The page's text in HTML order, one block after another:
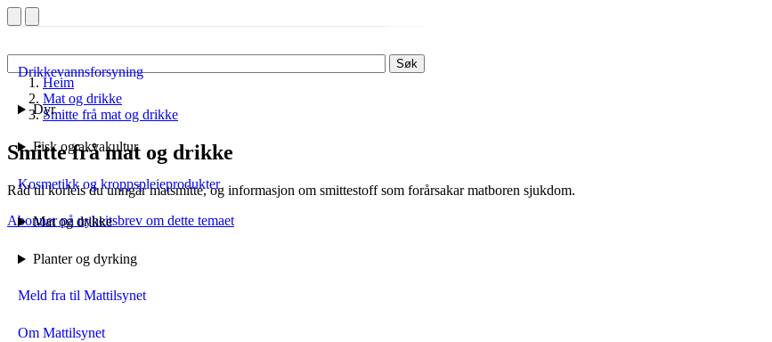
Søk
Drikkevannsforsyning
Dyr
Fisk og akvakultur
Kosmetikk og kroppspleieprodukter
Mat og drikke
Planter og dyrking
Meld fra til Mattilsynet
Om Mattilsynet
Heim
Mat og drikke
Smitte frå mat og drikke
Smitte frå mat og drikke
Råd til korleis du unngår matsmitte, og informasjon om smittestoff som forårsakar matboren sjukdom.
Abonner på nyheitsbrev om dette temaet